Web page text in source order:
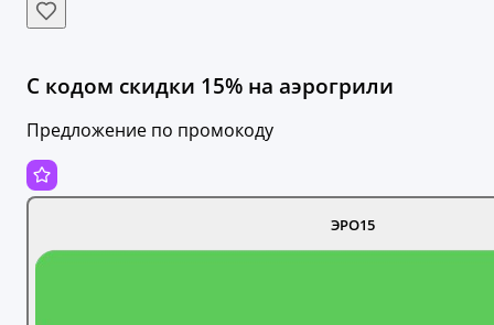
С кодом скидки 15% на аэрогрили
Предложение по промокоду
ЭРО15